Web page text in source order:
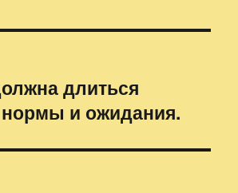
длиться
нормы и ожидания.